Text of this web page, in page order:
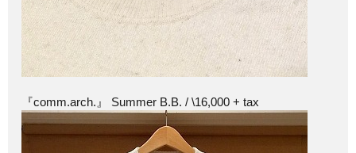
『comm.arch.』 Summer B.B. / \16,000 + tax